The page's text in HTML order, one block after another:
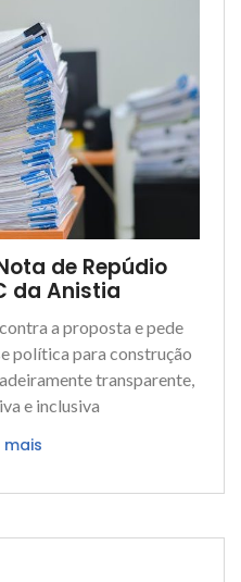
de Repúdio
da Anistia
a proposta e pede
política para construção
transparente,
e inclusiva
mais